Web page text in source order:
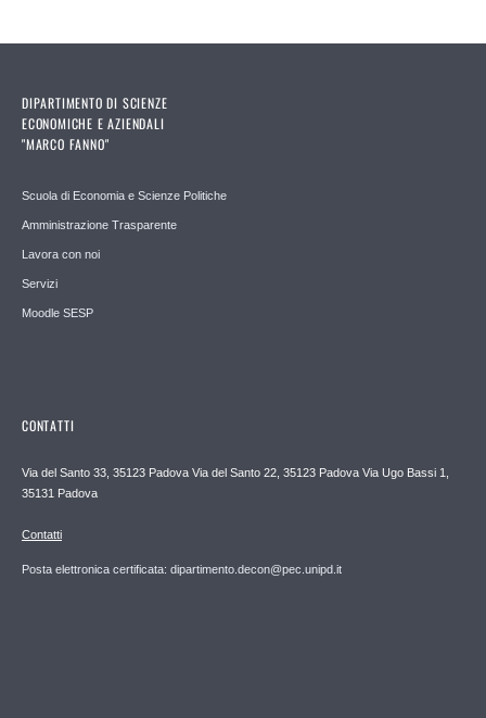
DIPARTIMENTO DI SCIENZE
ECONOMICHE E AZIENDALI
"MARCO FANNO"
Scuola di Economia e Scienze Politiche
Amministrazione Trasparente
Lavora con noi
Servizi
Moodle SESP
CONTATTI
Via del Santo 33, 35123 Padova Via del Santo 22, 35123 Padova Via Ugo Bassi 1,
35131 Padova
Contatti
Posta elettronica certificata: dipartimento.decon@pec.unipd.it